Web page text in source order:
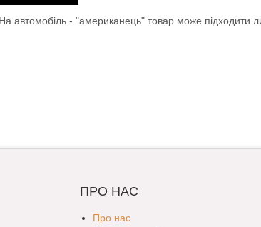
автомобіль - "американець" товар може
ПРО НАС
Про нас